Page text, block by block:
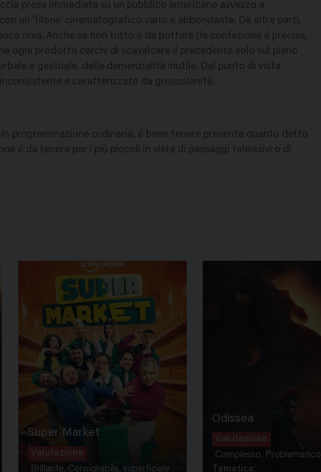
presa immediata su un pubblico americano avvezzo a
un 'filone' cinematografico vario e abbondante. Da altre parti,
noia. Anche se non tutto é da buttare (la confezione é precisa,
ogni prodotto cerchi di scavalcare il precedente solo sul piano
e gestuale, della demenzialità inutile. Dal punto di vista
e caratterizzato da grossolanità.
programmazione ordinaria, é bene tenere presente quanto detto
é da tenere per i più piccoli in vista di passaggi televisivi o di
Super Market
Valutazione
Brillante, Consigliabile, superficiale
Odissea
Valutazione
Complesso, Problematico
Tematica: